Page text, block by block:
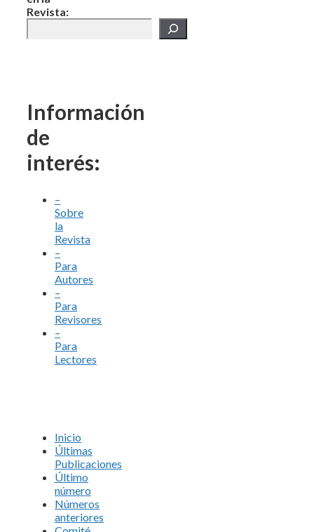
Revista:
Información
de
interés:
–
Sobre
la
Revista
–
Para
Autores
–
Para
Revisores
–
Para
Lectores
Inicio
Últimas
Publicaciones
Último
número
Números
anteriores